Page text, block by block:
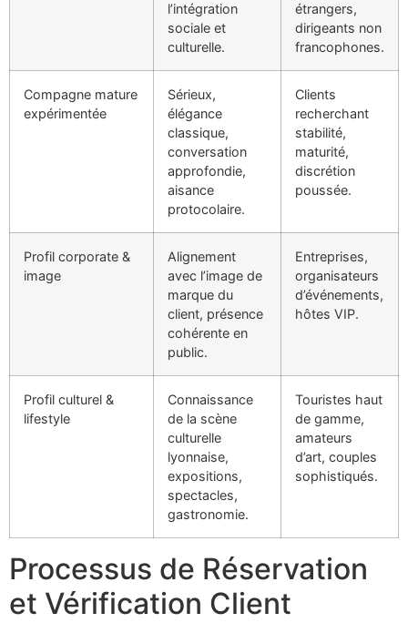
l’intégration
sociale et
culturelle.
étrangers,
dirigeants non
francophones.
Compagne mature
expérimentée
Sérieux,
élégance
classique,
conversation
approfondie,
aisance
protocolaire.
Clients
recherchant
stabilité,
maturité,
discrétion
poussée.
Profil corporate &
image
Alignement
avec l’image de
marque du
client, présence
cohérente en
public.
Entreprises,
organisateurs
d’événements,
hôtes VIP.
Profil culturel &
lifestyle
Connaissance
de la scène
culturelle
lyonnaise,
expositions,
spectacles,
gastronomie.
Touristes haut
de gamme,
amateurs
d’art, couples
sophistiqués.
Processus de Réservation
et Vérification Client